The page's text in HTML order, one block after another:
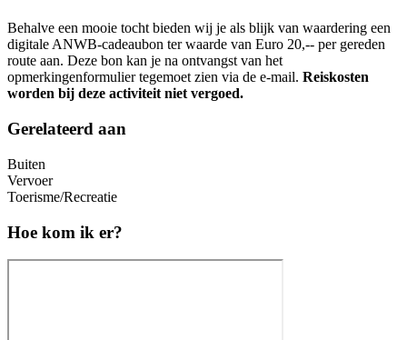
Behalve een mooie tocht bieden wij je als blijk van waardering een
digitale ANWB-cadeaubon ter waarde van Euro 20,-- per gereden
route aan. Deze bon kan je na ontvangst van het
opmerkingenformulier tegemoet zien via de e-mail. Reiskosten
worden bij deze activiteit niet vergoed.
Gerelateerd aan
Buiten
Vervoer
Toerisme/Recreatie
Hoe kom ik er?